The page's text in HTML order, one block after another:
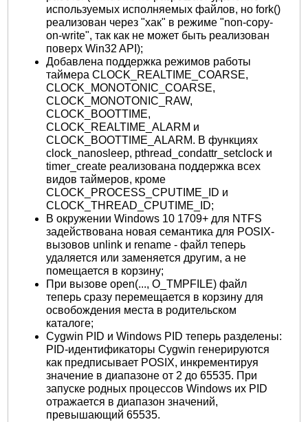
используемых исполняемых файлов, но fork()
реализован через "хак" в режиме "non-copy-
on-write", так как не может быть реализован
поверх Win32 API);
Добавлена поддержка режимов работы
таймера CLOCK_REALTIME_COARSE,
CLOCK_MONOTONIC_COARSE,
CLOCK_MONOTONIC_RAW,
CLOCK_BOOTTIME,
CLOCK_REALTIME_ALARM и
CLOCK_BOOTTIME_ALARM. В функциях
clock_nanosleep, pthread_condattr_setclock и
timer_create реализована поддержка всех
видов таймеров, кроме
CLOCK_PROCESS_CPUTIME_ID и
CLOCK_THREAD_CPUTIME_ID;
В окружении Windows 10 1709+ для NTFS
задействована новая семантика для POSIX-
вызовов unlink и rename - файл теперь
удаляется или заменяется другим, а не
помещается в корзину;
При вызове open(..., O_TMPFILE) файл
теперь сразу перемещается в корзину для
освобождения места в родительском
каталоге;
Cygwin PID и Windows PID теперь разделены:
PID-идентификаторы Cygwin генерируются
как предписывает POSIX, инкрементируя
значение в диапазоне от 2 до 65535. При
запуске родных процессов Windows их PID
отражается в диапазон значений,
превышающий 65535.